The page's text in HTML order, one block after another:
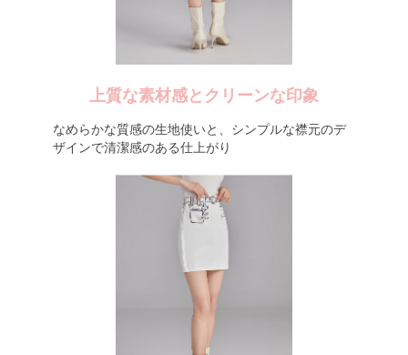
上質な素材感とクリーンな印象
なめらかな質感の生地使いと、シンプルな襟元のデ
ザインで清潔感のある仕上がり